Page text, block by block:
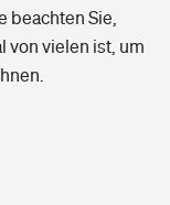
beachten Sie,
von vielen ist, um